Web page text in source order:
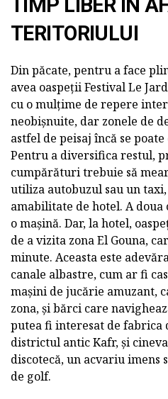
TIMP LIBER ÎN
TERITORIULUI
Din păcate, pentru a face
avea oaspeții Festival Le
cu o mulțime de repere
neobișnuite, dar zonele de
astfel de peisaj încă se
Pentru a diversifica restul,
cumpărături trebuie să
utiliza autobuzul sau un
amabilitate de hotel. A
o mașină. Dar, la hotel,
de a vizita zona El Gouna,
minute. Aceasta este
canale albastre, cum ar fi
mașini de jucărie amuzant,
zona, și bărci care
putea fi interesat de fabrica
districtul antic Kafr, și
discotecă, un acvariu imens
de golf.